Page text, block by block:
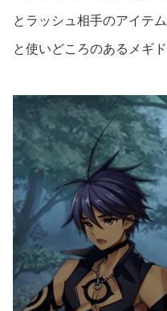
とラッシュ相手のアイテ
と使いどころのあるメギド